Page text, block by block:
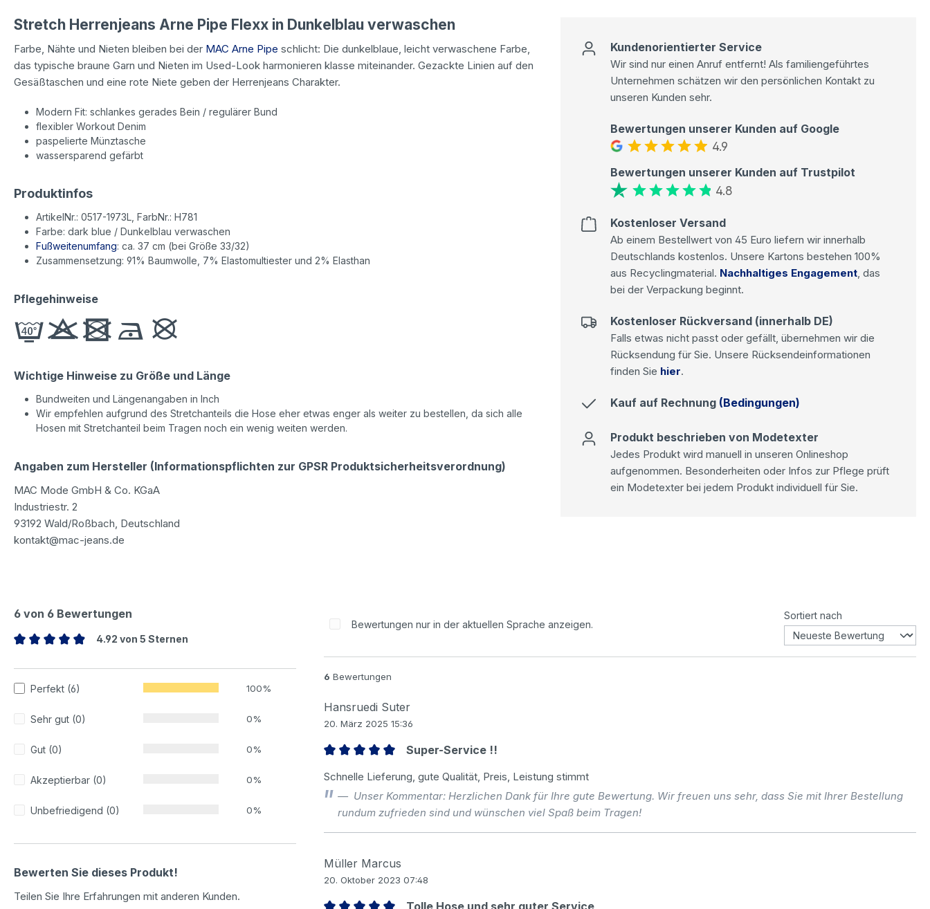
Stretch Herrenjeans Arne Pipe Flexx in Dunkelblau verwaschen
Farbe, Nähte und Nieten bleiben bei der MAC Arne Pipe schlicht: Die dunkelblaue, leicht verwaschene Farbe,
das typische braune Garn und Nieten im Used-Look harmonieren klasse miteinander. Gezackte Linien auf den
Gesäßtaschen und eine rote Niete geben der Herrenjeans Charakter.
Modern Fit: schlankes gerades Bein / regulärer Bund
flexibler Workout Denim
paspelierte Münztasche
wassersparend gefärbt
Produktinfos
ArtikelNr.: 0517-1973L, FarbNr.: H781
Farbe: dark blue / Dunkelblau verwaschen
Fußweitenumfang: ca. 37 cm (bei Größe 33/32)
Zusammensetzung: 91% Baumwolle, 7% Elastomultiester und 2% Elasthan
Pflegehinweise
Wichtige Hinweise zu Größe und Länge
Bundweiten und Längenangaben in Inch
Wir empfehlen aufgrund des Stretchanteils die Hose eher etwas enger als weiter zu bestellen, da sich alle
Hosen mit Stretchanteil beim Tragen noch ein wenig weiten werden.
Angaben zum Hersteller (Informationspflichten zur GPSR Produktsicherheitsverordnung)
MAC Mode GmbH & Co. KGaA
Industriestr. 2
93192 Wald/Roßbach, Deutschland
kontakt@mac-jeans.de
Kundenorientierter Service
Wir sind nur einen Anruf entfernt! Als familiengeführtes
Unternehmen schätzen wir den persönlichen Kontakt zu
unseren Kunden sehr.
Bewertungen unserer Kunden auf Google
4.9
Bewertungen unserer Kunden auf Trustpilot
4.8
Kostenloser Versand
Ab einem Bestellwert von 45 Euro liefern wir innerhalb
Deutschlands kostenlos. Unsere Kartons bestehen 100%
aus Recyclingmaterial. Nachhaltiges Engagement, das
bei der Verpackung beginnt.
Kostenloser Rückversand (innerhalb DE)
Falls etwas nicht passt oder gefällt, übernehmen wir die
Rücksendung für Sie. Unsere Rücksendeinformationen
finden Sie hier.
Kauf auf Rechnung (Bedingungen)
Produkt beschrieben von Modetexter
Jedes Produkt wird manuell in unseren Onlineshop
aufgenommen. Besonderheiten oder Infos zur Pflege prüft
ein Modetexter bei jedem Produkt individuell für Sie.
6 von 6 Bewertungen
4.92 von 5 Sternen
Perfekt (6) 100%
Sehr gut (0) 0%
Gut (0) 0%
Akzeptierbar (0) 0%
Unbefriedigend (0) 0%
Bewerten Sie dieses Produkt!
Teilen Sie Ihre Erfahrungen mit anderen Kunden.
Bewertungen nur in der aktuellen Sprache anzeigen.
Sortiert nach
6 Bewertungen
Hansruedi Suter
20. März 2025 15:36
Super-Service !!
Schnelle Lieferung, gute Qualität, Preis, Leistung stimmt
Unser Kommentar: Herzlichen Dank für Ihre gute Bewertung. Wir freuen uns sehr, dass Sie mit Ihrer Bestellung
rundum zufrieden sind und wünschen viel Spaß beim Tragen!
Müller Marcus
20. Oktober 2023 07:48
Tolle Hose und sehr guter Service